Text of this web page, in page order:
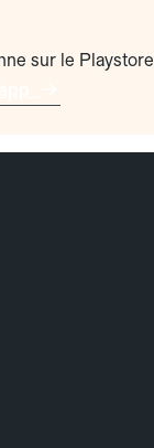
sur le Playstore